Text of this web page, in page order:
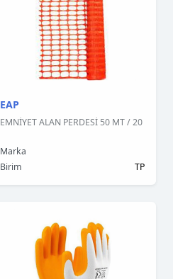
EAP
EMNİYET ALAN PERDESİ 50 MT / 20
Marka
Birim
TP